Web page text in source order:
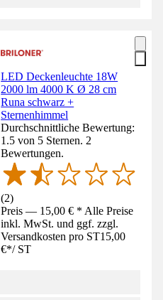
LED Deckenleuchte 18W
2000 lm 4000 K Ø 28 cm
Runa schwarz +
Sternenhimmel
Durchschnittliche Bewertung:
1.5 von 5 Sternen. 2
Bewertungen.
(2)
Preis — 15,00 € * Alle Preise
inkl. MwSt. und ggf. zzgl.
Versandkosten pro ST15,00
€*/ ST